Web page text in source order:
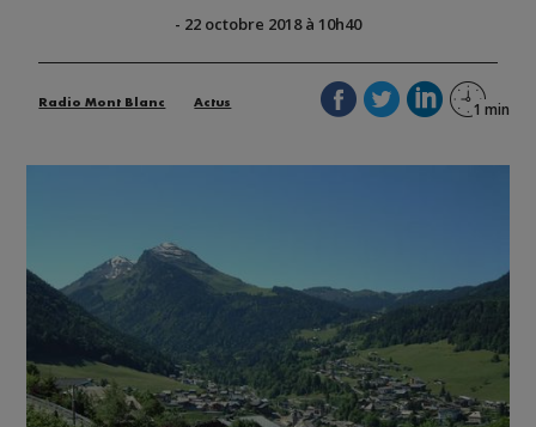
- 22 octobre 2018 à 10h40
Radio Mont Blanc Actus